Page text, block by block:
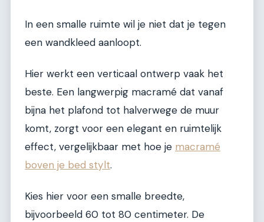
In een smalle ruimte wil je niet dat je tegen
een wandkleed aanloopt.
Hier werkt een verticaal ontwerp vaak het
beste. Een langwerpig macramé dat vanaf
bijna het plafond tot halverwege de muur
komt, zorgt voor een elegant en ruimtelijk
effect, vergelijkbaar met hoe je macramé
boven je bed stylt.
Kies hier voor een smalle breedte,
bijvoorbeeld 60 tot 80 centimeter. De